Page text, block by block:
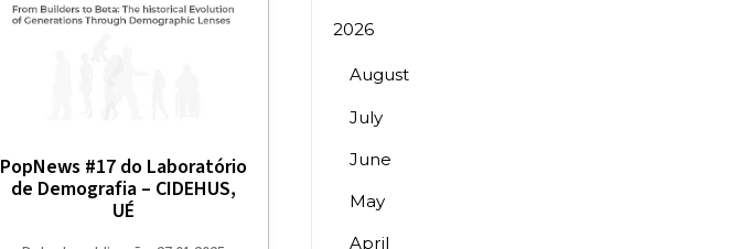
PopNews #17 do Laboratório
de Demografia – CIDEHUS,
UÉ
2026
August
July
June
May
April